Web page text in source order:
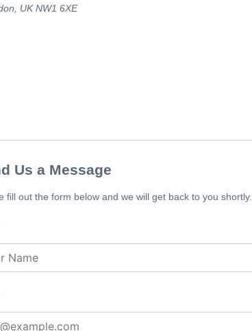
UK NW1 6XE
Us a Message
fill out the form below and we will get back to you shortly.